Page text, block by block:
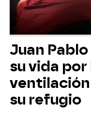
Juan
su vida por
ventilación
su refugio